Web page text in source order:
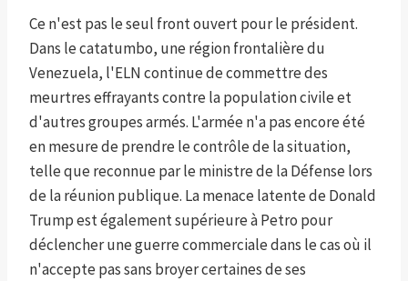
Ce n'est pas le seul front ouvert pour le président.
Dans le catatumbo, une région frontalière du
Venezuela, l'ELN continue de commettre des
meurtres effrayants contre la population civile et
d'autres groupes armés. L'armée n'a pas encore été
en mesure de prendre le contrôle de la situation,
telle que reconnue par le ministre de la Défense lors
de la réunion publique. La menace latente de Donald
Trump est également supérieure à Petro pour
déclencher une guerre commerciale dans le cas où il
n'accepte pas sans broyer certaines de ses